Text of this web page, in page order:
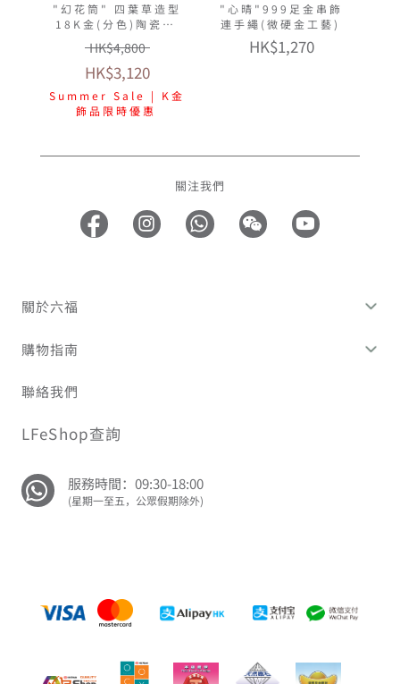
"幻花筒" 四葉草造型
18K金(分色)陶瓷頸
鏈
HK$4,800
HK$3,120
Summer Sale | K金
飾品限時優惠
"心晴"999足金串飾
連手繩(微硬金工藝)
HK$1,270
關注我們
關於六福
購物指南
聯絡我們
LFeShop查詢
服務時間：09:30-18:00
(星期一至五，公眾假期除外)